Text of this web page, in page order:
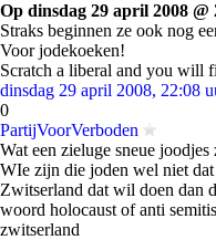
Op dinsdag 29 april 2008
Straks beginnen ze ook nog
Voor jodekoeken!
Scratch a liberal and you will
dinsdag 29 april 2008, 22:08
0
PartijVoorVerboden
Wat een zieluge sneue
WIe zijn die joden wel niet
Zwitserland dat wil doen dan
woord holocaust of anti
zwitserland